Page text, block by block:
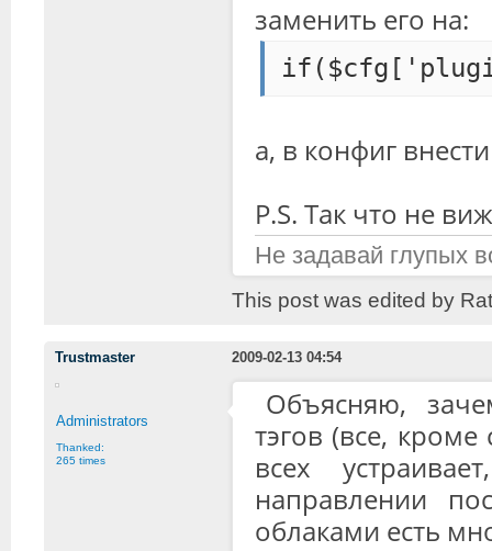
заменить его на:
а, в конфиг
P.S. Так что не
Не задавай глупых
This post was edited by
Trustmaster 2009-02-13 04:54
Administrators
Thanked:
265 times
Объясняю,
тэгов (все,
всех
направлении
облаками есть